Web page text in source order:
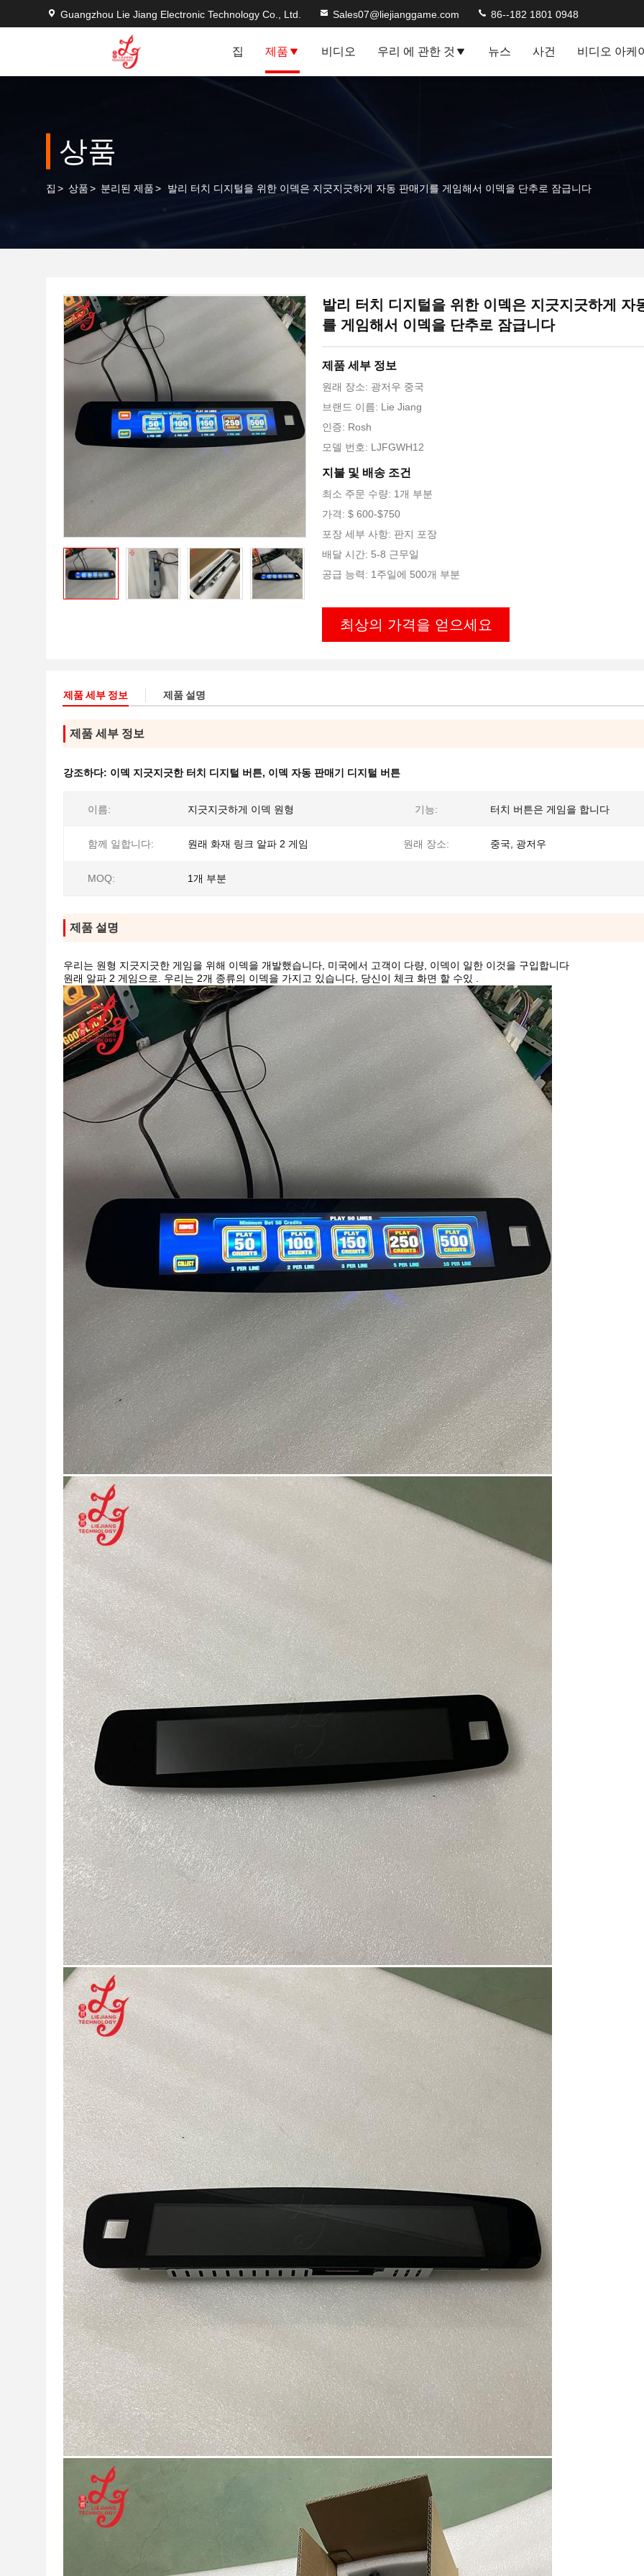
Guangzhou Lie Jiang Electronic Technology Co., Ltd. Sales07@liejianggame.com 86--182 1801 0948
집 제품 비디오 우리 에 관한 것 뉴스 사건 비디오 아케
상품
집 > 상품> 분리된 제품> 발리 터치 디지털을 위한 이덱은 지긋지긋하게 자동 판매기를 게임해서 이덱을 단추로 잠급니다
발리 터치 디지털을 위한 이덱은 지긋지긋하게 자
를 게임해서 이덱을 단추로 잠급니다
제품 세부 정보
원래 장소: 광저우 중국
브랜드 이름: Lie Jiang
인증: Rosh
모델 번호: LJFGWH12
지불 및 배송 조건
최소 주문 수량: 1개 부분
가격: $ 600-$750
포장 세부 사항: 판지 포장
배달 시간: 5-8 근무일
공급 능력: 1주일에 500개 부분
최상의 가격을 얻으세요
제품 세부 정보 제품 설명
제품 세부 정보
강조하다: 이덱 지긋지긋한 터치 디지털 버튼, 이덱 자동 판매기 디지털 버튼
이름: 지긋지긋하게 이덱 원형 기능: 터치 버튼은 게임을 합니다
함께 일합니다: 원래 화재 링크 알파 2 게임 원래 장소: 중국, 광저우
MOQ: 1개 부분
제품 설명
우리는 원형 지긋지긋한 게임을 위해 이덱을 개발했습니다, 미국에서 고객이 다량, 이덱이 일한 이것을 구입합니다
원래 알파 2 게임으로. 우리는 2개 종류의 이덱을 가지고 있습니다, 당신이 체크 화면 할 수있 .